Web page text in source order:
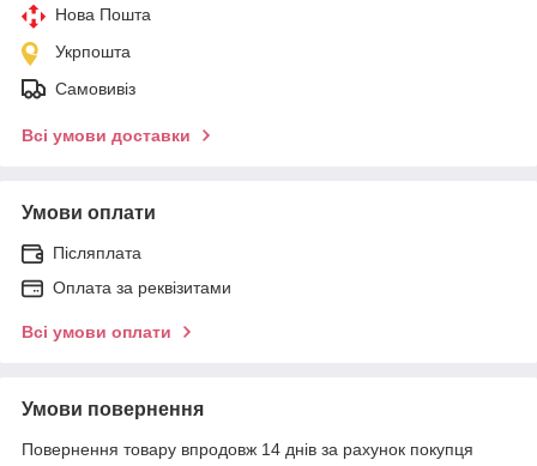
Нова Пошта
Укрпошта
Самовивіз
Всі умови доставки
Умови оплати
Післяплата
Оплата за реквізитами
Всі умови оплати
Умови повернення
Повернення товару впродовж 14 днів за рахунок покупця